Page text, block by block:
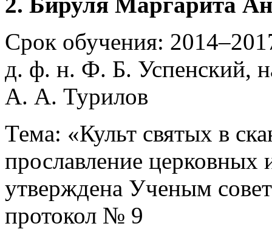
Срок обучения:
д. ф. н. Ф. Б. Успенский,
А. А. Турилов
Тема: «Культ святых в
прославление
утверждена Ученым
протокол № 9